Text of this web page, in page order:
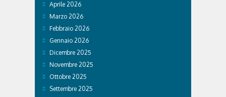
Aprile 2026
Marzo 2026
Febbraio 2026
Gennaio 2026
Dicembre 2025
Novembre 2025
Ottobre 2025
Settembre 2025